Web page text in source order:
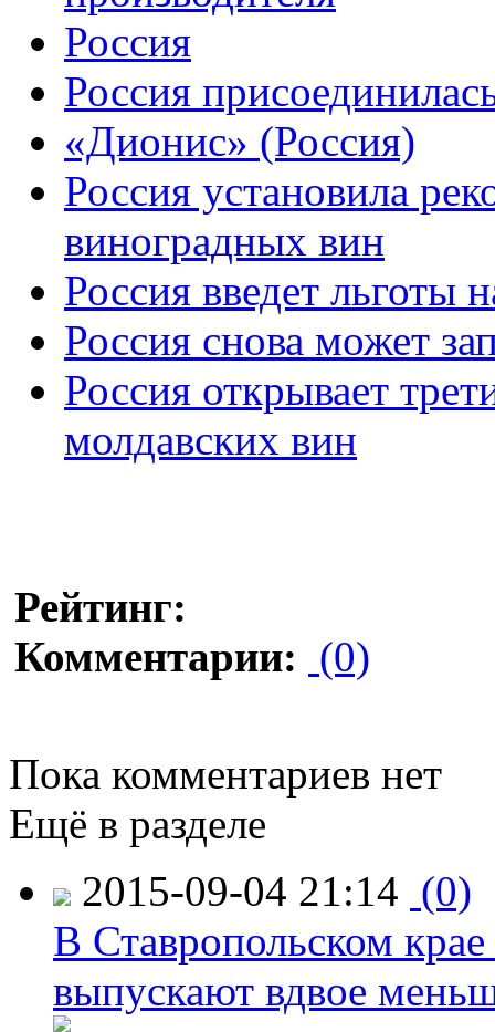
Россия
Россия
«Дионис» (Россия)
Россия установила
виноградных вин
Россия введет льготы
Россия снова может
Россия открывает
молдавских вин
Рейтинг:
Комментарии: (0)
Пока комментариев нет
Ещё в разделе
2015-09-04 21:14 (0)
В Ставропольском
выпускают вдвое